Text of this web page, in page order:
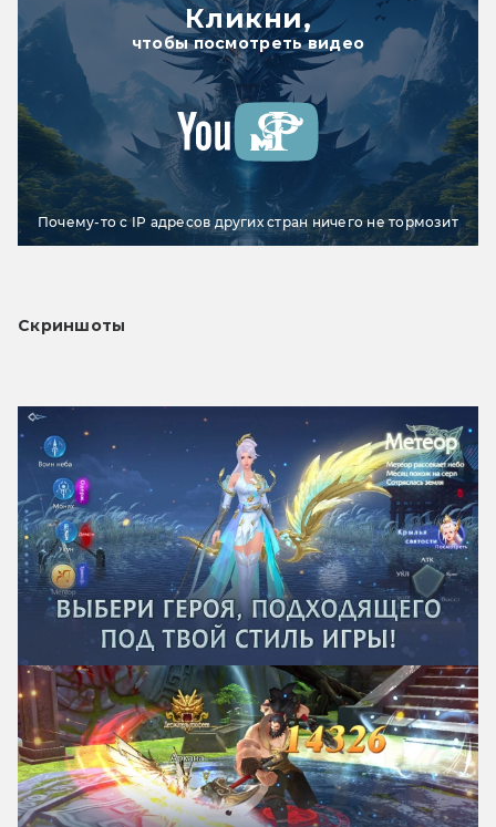
Кликни,
чтобы посмотреть видео
Почему-то с IP адресов других стран ничего не тормозит
Скриншоты